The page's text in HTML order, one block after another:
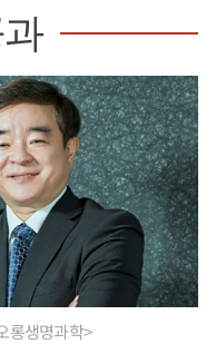
롱생명과학>